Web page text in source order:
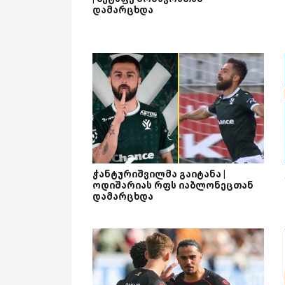
დამარცხდა
ჭანტურიშვილმა გაიტანა |
ოდიშარიას რფს იაბლონეცთან
დამარცხდა